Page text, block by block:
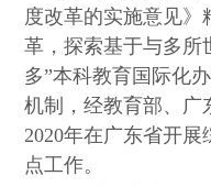
度改革的实施意见》
革，探索基于与多所
多”本科教育国际化
机制，经教育部、广
2020年在广东省开展
点工作。